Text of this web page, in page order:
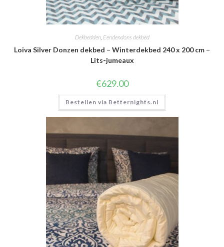
Dekbedden, Eendendons dekbed
Loiva Silver Donzen dekbed – Winterdekbed 240 x 200 cm –
Lits-jumeaux
€629.00
Bestellen via Betternights.nl